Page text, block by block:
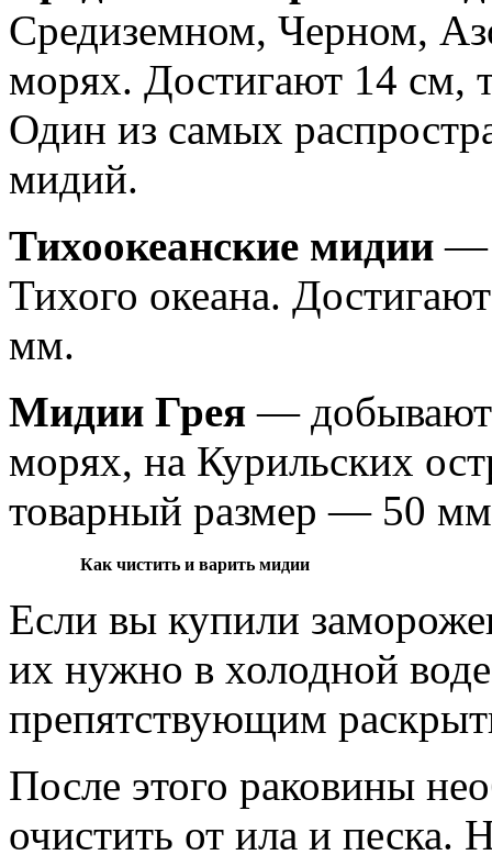
Средиземном, Черном,
морях. Достигают 14 см,
Один из самых
мидий.
Тихоокеанские мидии—
Тихого океана.
мм.
Мидии Грея—
морях, на Курильских
товарный размер — 50
Как чистить и варить мидии
Если вы купили
их нужно в холодной
препятствующим
После этого раковины
очистить от ила и песка.